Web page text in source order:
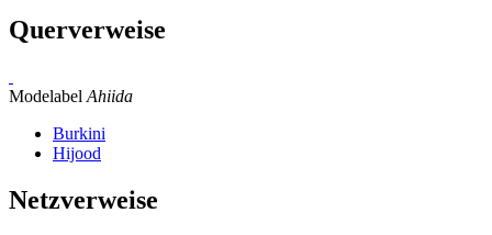
Querverweise
Modelabel Ahiida
Burkini
Hijood
Netzverweise